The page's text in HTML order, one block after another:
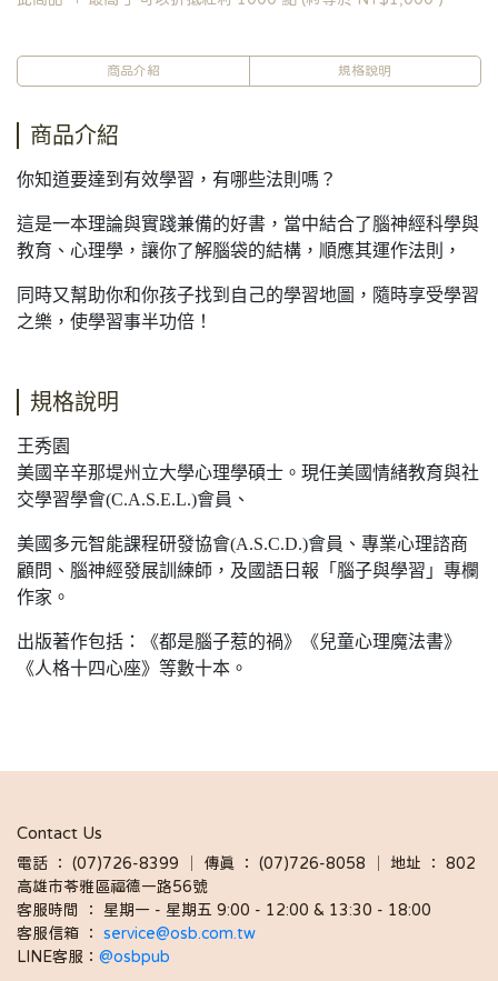
商品介紹 規格說明
商品介紹
你知道要達到有效學習，有哪些法則嗎？
這是一本理論與實踐兼備的好書，當中結合了腦神經科學與
教育、心理學，讓你了解腦袋的結構，順應其運作法則，
同時又幫助你和你孩子找到自己的學習地圖，隨時享受學習
之樂，使學習事半功倍！
規格說明
王秀園
美國辛辛那堤州立大學心理學碩士。現任美國情緒教育與社
交學習學會(C.A.S.E.L.)會員、
美國多元智能課程研發協會(A.S.C.D.)會員、專業心理諮商
顧問、腦神經發展訓練師，及國語日報「腦子與學習」專欄
作家。
出版著作包括：《都是腦子惹的禍》《兒童心理魔法書》
《人格十四心座》等數十本。
Contact Us
電話 ： (07)726-8399 │ 傳真 ： (07)726-8058 │ 地址 ： 802
高雄市苓雅區福德一路56號
客服時間 ： 星期一 - 星期五 9:00 - 12:00 & 13:30 - 18:00
客服信箱 ： service@osb.com.tw
LINE客服： @osbpub